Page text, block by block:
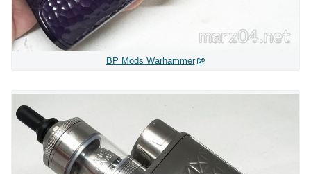
BP Mods Warhammer